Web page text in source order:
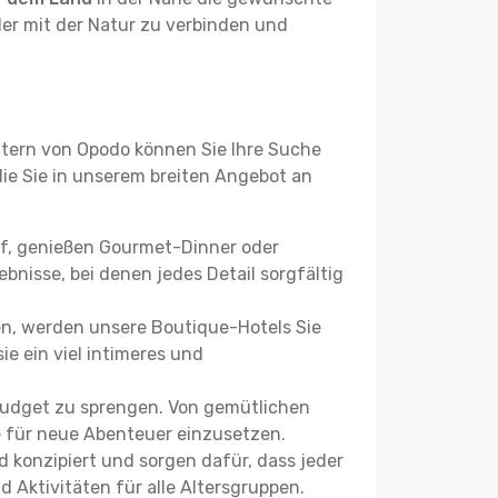
mit der Natur zu verbinden und
von Opodo können Sie Ihre Suche
Sie in unserem breiten Angebot an
genießen Gourmet-Dinner oder
bei denen jedes Detail sorgfältig
werden unsere Boutique-Hotels Sie
ein viel intimeres und
zu sprengen. Von gemütlichen
für neue Abenteuer einzusetzen.
und sorgen dafür, dass jeder
Aktivitäten für alle Altersgruppen.